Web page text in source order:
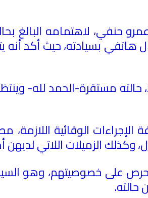
حنفي، لاهتمامه البالغ
بسيادته، حيث أكد أنه
مستقرة-الحمد لله-
الوقائية اللازمة،
الزميلات اللاتي لديهن
على خصوصيتهم، وهو
.